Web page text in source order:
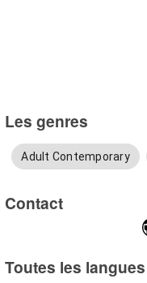
Les genres
Adult Contemporary
Contact
Toutes les langues